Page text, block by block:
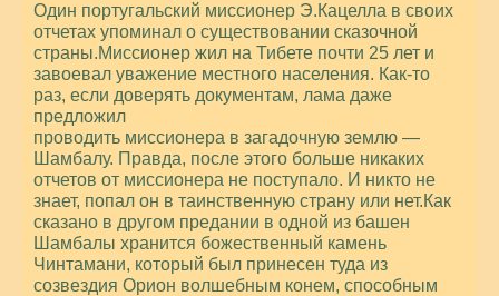
Один португальский миссионер Э.Кацелла в своих
отчетах упоминал о существовании сказочной
страны.Миссионер жил на Тибете почти 25 лет и
завоевал уважение местного населения. Как-то
раз, если доверять документам, лама даже
предложил
проводить миссионера в загадочную землю —
Шамбалу. Правда, после этого больше никаких
отчетов от миссионера не поступало. И никто не
знает, попал он в таинственную страну или нет.Как
сказано в другом предании в одной из башен
Шамбалы хранится божественный камень
Чинтамани, который был принесен туда из
созвездия Орион волшебным конем, способным